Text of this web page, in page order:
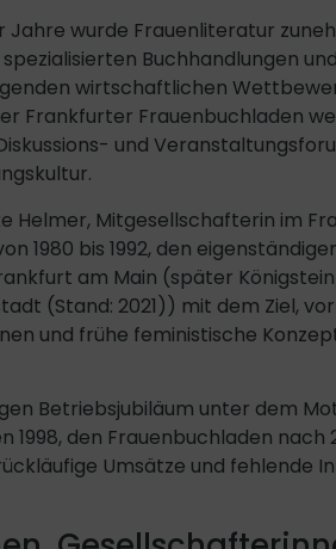
Jahre wurde Frauenliteratur
Buchhandlungen
wirtschaftlichen
Frankfurter Frauenbuchladen
und
Helmer, Mitgesellschafterin im
1980 bis 1992, den
am Main (später
(Stand: 2021)) mit dem Ziel,
und frühe feministische
Betriebsjubiläum unter dem
1998, den Frauenbuchladen
Umsätze und fehlende